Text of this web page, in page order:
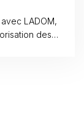
LADOM,
des